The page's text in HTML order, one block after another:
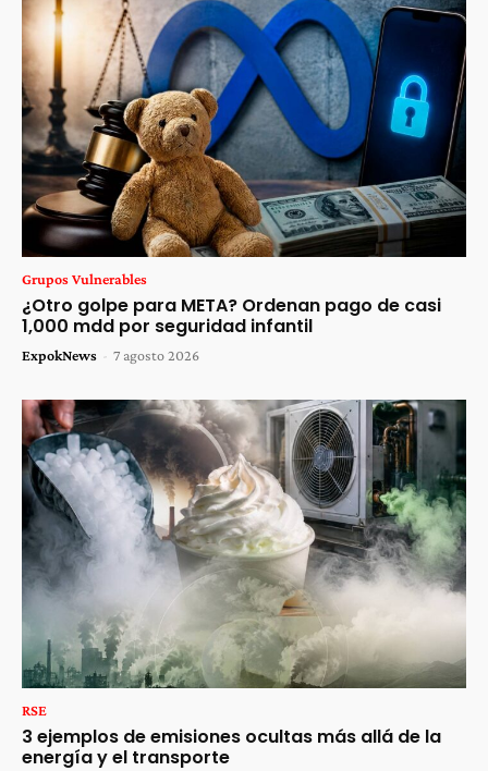
Grupos Vulnerables
¿Otro golpe para META? Ordenan pago de casi
1,000 mdd por seguridad infantil
ExpokNews - 7 agosto 2026
RSE
3 ejemplos de emisiones ocultas más allá de la
energía y el transporte